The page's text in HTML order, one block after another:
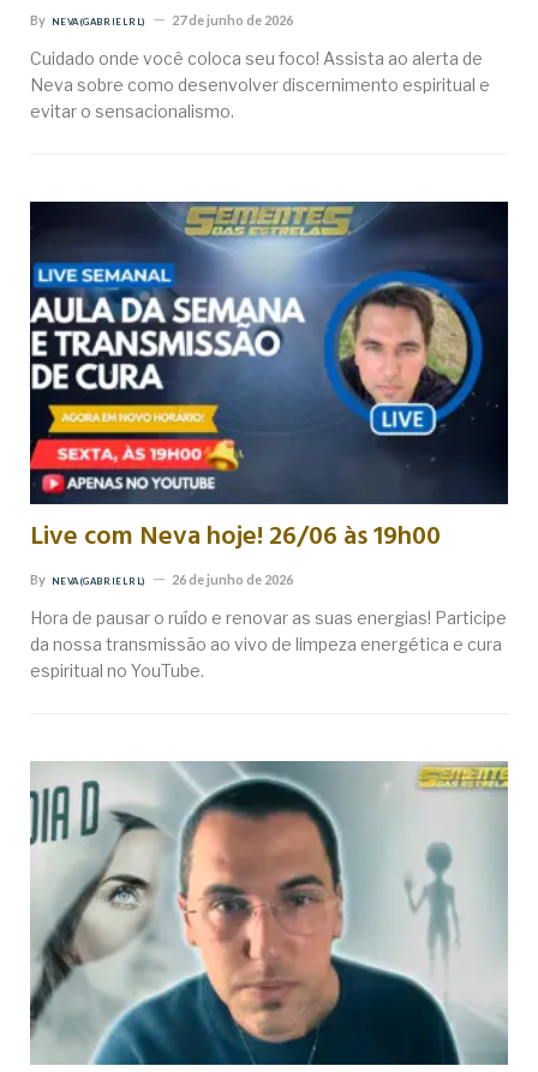
By NEVA (GABRIEL RL) 27 de junho de 2026
Cuidado onde você coloca seu foco! Assista ao alerta de
Neva sobre como desenvolver discernimento espiritual e
evitar o sensacionalismo.
Live com Neva hoje! 26/06 às 19h00
By NEVA (GABRIEL RL) 26 de junho de 2026
Hora de pausar o ruído e renovar as suas energias! Participe
da nossa transmissão ao vivo de limpeza energética e cura
espiritual no YouTube.